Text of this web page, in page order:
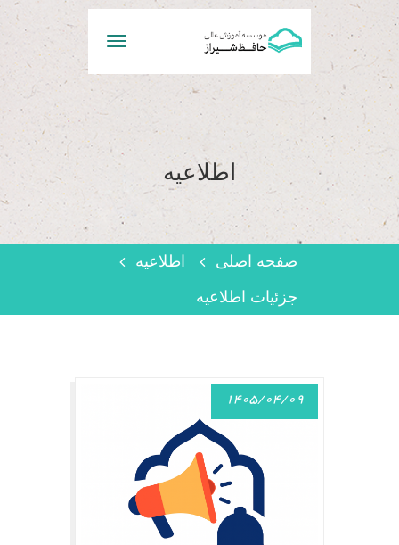
Toggle
navigation
اطلاعیه
صفحه اصلی
اطلاعیه
جزئیات اطلاعیه
1405/04/09